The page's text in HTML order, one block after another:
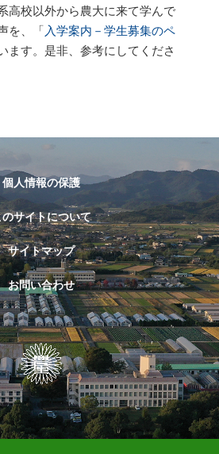
高校以外から農大に来て学んで
を、「 入学案内－学生募集のペ
ます。是非、参考にしてくださ
個人情報の保護
のサイトについて
サイトマップ
お問い合わせ